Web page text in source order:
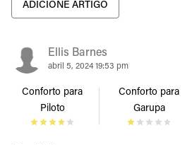
ADICIONE ARTIGO
Ellis Barnes
abril 5, 2024 19:53 pm
Conforto para
Piloto
Conforto para
Garupa